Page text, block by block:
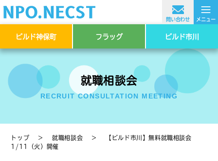
≡
メニュー
問い合わせ
ビルド神保町 フラッグ ビルド市川
就職相談会
RECRUIT CONSULTATION MEETING
トップ ＞就職相談会 ＞
【ビルド市川】無料就職相談会
1/11（火）開催